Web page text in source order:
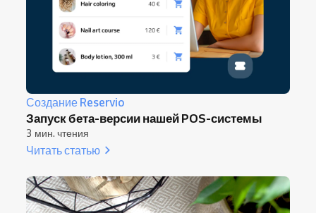
Создание Reservio
Запуск бета-версии нашей POS-системы
3 мин. чтения
Читать статью